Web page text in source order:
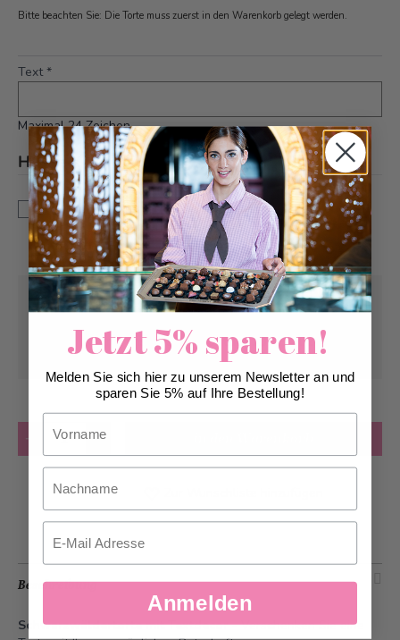
Bitte beachten Sie: Die Torte muss zuerst in den Warenkorb gelegt werden.
Text *
Maximal 24 Zeichen
Hinweis
*
Dies ist eine Sonderanfertigung. Änderungen und
Annullationen können bis zu 5 Tagen vor Auslieferung
berücksichtigt werden.
Abholung abMontag, 10.08.2026
Kann frühstens abMontag, 10.08.2026
Anzahl
Beschreibung
Schwarzwäldertorte mit Textdecor- Verschenken Sie eine
Jetzt 5% sparen!
Melden Sie sich hier zu unserem Newsletter an und
sparen Sie 5% auf Ihre Bestellung!
Nachname
Anmelden